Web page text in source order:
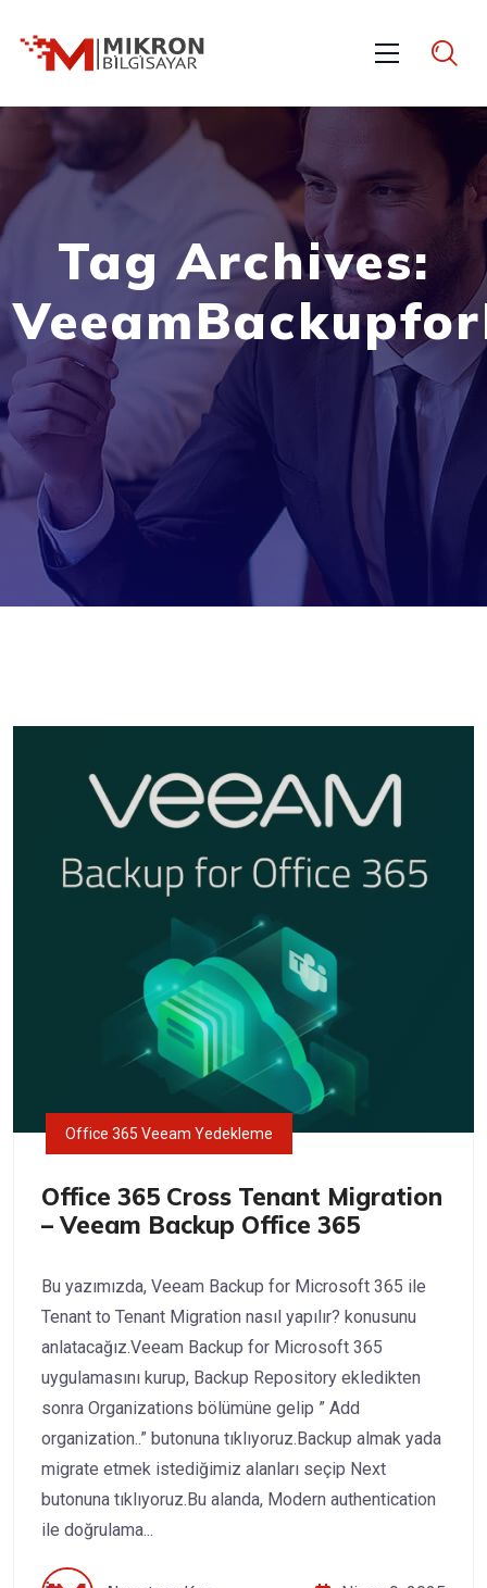
Tag Archives:
Office 365 Veeam Yedekleme
Office 365 Cross Tenant Migration
– Veeam Backup Office 365
Bu yazımızda, Veeam Backup for Microsoft 365 ile
Tenant to Tenant Migration nasıl yapılır? konusunu
anlatacağız.Veeam Backup for Microsoft 365
uygulamasını kurup, Backup Repository ekledikten
sonra Organizations bölümüne gelip ” Add
organization..” butonuna tıklıyoruz.Backup almak yada
migrate etmek istediğimiz alanları seçip Next
butonuna tıklıyoruz.Bu alanda, Modern authentication
ile doğrulama...